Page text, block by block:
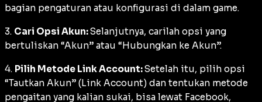
bagian pengaturan atau konfigurasi di dalam game.
3. Cari Opsi Akun:Selanjutnya, carilah opsi yang
bertuliskan “Akun” atau “Hubungkan ke Akun”.
4. Pilih Metode Link Account:Setelah itu, pilih opsi
“Tautkan Akun” (Link Account) dan tentukan metode
pengaitan yang kalian sukai, bisa lewat Facebook,